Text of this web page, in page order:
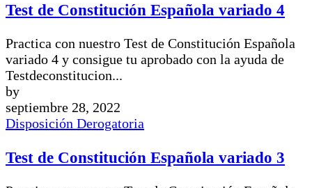
Test de Constitución Española variado 4
Practica con nuestro Test de Constitución Española
variado 4 y consigue tu aprobado con la ayuda de
Testdeconstitucion...
by
septiembre 28, 2022
Disposición Derogatoria
Test de Constitución Española variado 3